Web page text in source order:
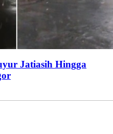
Jatiasih Hingga